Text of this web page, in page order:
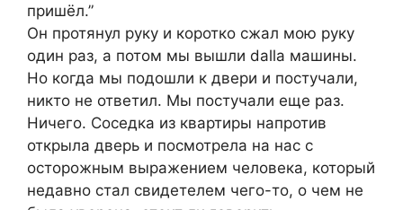
пришёл.”
Он протянул руку и коротко сжал мою руку
один раз, а потом мы вышли dalla машины.
Но когда мы подошли к двери и постучали,
никто не ответил. Мы постучали еще раз.
Ничего. Соседка из квартиры напротив
открыла дверь и посмотрела на нас с
осторожным выражением человека, который
недавно стал свидетелем чего-то, о чем не